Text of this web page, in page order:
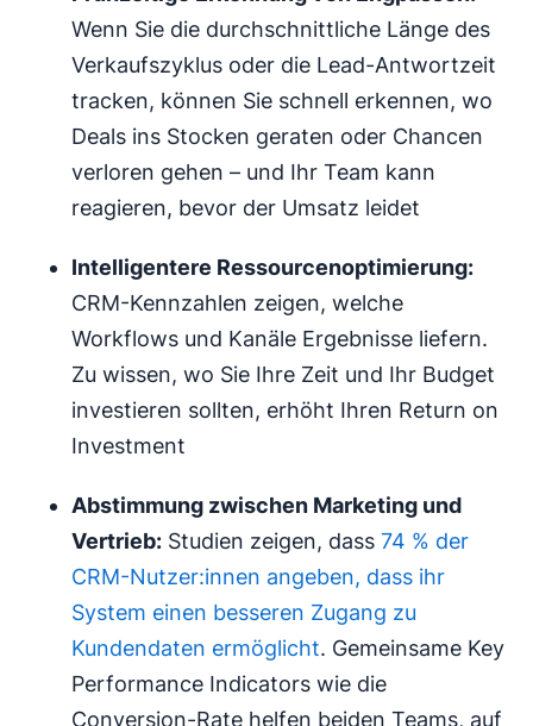
Wenn Sie die durchschnittliche Länge des
Verkaufszyklus oder die Lead-Antwortzeit
tracken, können Sie schnell erkennen, wo
Deals ins Stocken geraten oder Chancen
verloren gehen – und Ihr Team kann
reagieren, bevor der Umsatz leidet
Intelligentere Ressourcenoptimierung:
CRM-Kennzahlen zeigen, welche
Workflows und Kanäle Ergebnisse liefern.
Zu wissen, wo Sie Ihre Zeit und Ihr Budget
investieren sollten, erhöht Ihren Return on
Investment
Abstimmung zwischen Marketing und
Vertrieb: Studien zeigen, dass 74 % der
CRM-Nutzer:innen angeben, dass ihr
System einen besseren Zugang zu
Kundendaten ermöglicht. Gemeinsame Key
Performance Indicators wie die
Conversion-Rate helfen beiden Teams, auf